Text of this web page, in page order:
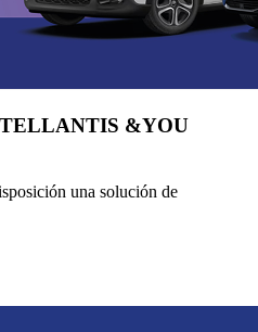
&YOU
una solución de